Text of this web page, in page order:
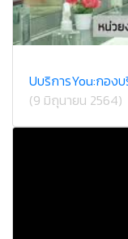
UบริการYou:กอง
(9 มิถุนายน 2564)